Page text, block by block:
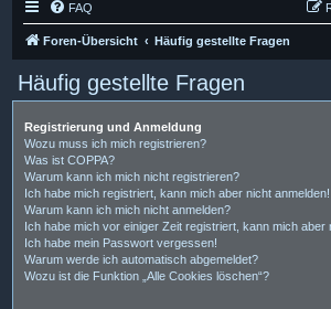
FAQ
Foren-Übersicht Häufig gestellte Fragen
Häufig gestellte Fragen
Registrierung und Anmeldung
Wozu muss ich mich registrieren?
Was ist COPPA?
Warum kann ich mich nicht registrieren?
Ich habe mich registriert, kann mich aber nicht anmelden!
Warum kann ich mich nicht anmelden?
Ich habe mich vor einiger Zeit registriert, kann mich aber
Ich habe mein Passwort vergessen!
Warum werde ich automatisch abgemeldet?
Wozu ist die Funktion „Alle Cookies löschen“?